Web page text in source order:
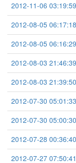
2012-11-06
2012-08-05
2012-08-05
2012-08-03
2012-08-03
2012-07-30
2012-07-30
2012-07-28
2012-07-27